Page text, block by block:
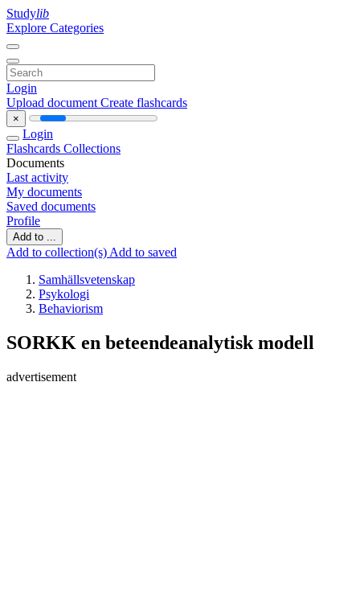
Studylib
Explore Categories
Login
Upload document Create flashcards
×
Login
Flashcards Collections
Documents
Last activity
My documents
Saved documents
Profile
Add to ...
Add to collection(s) Add to saved
Samhällsvetenskap
Psykologi
Behaviorism
SORKK en beteendeanalytisk modell
advertisement